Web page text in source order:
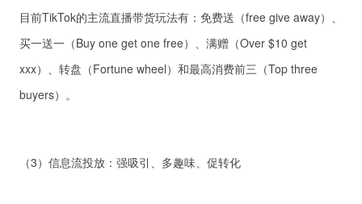
目前TikTok的主流直播带货玩法有：免费送（free give away）、
买一送一（Buy one get one free）、满赠（Over $10 get
xxx）、转盘（Fortune wheel）和最高消费前三（Top three
buyers）。
（3）信息流投放：强吸引、多趣味、促转化